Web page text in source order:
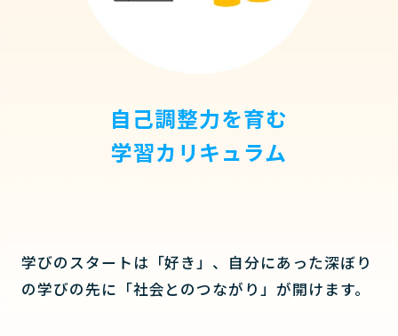
自己調整力を育む
学習カリキュラム
学びのスタートは「好き」、自分にあった深ぼり
の学びの先に「社会とのつながり」が開けます。